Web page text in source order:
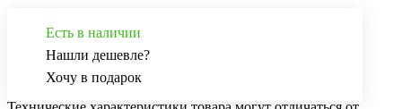
Есть в наличии
Нашли дешевле?
Хочу в подарок